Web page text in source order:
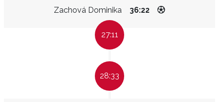
Zachová Dominika 36:22
27:11
28:33